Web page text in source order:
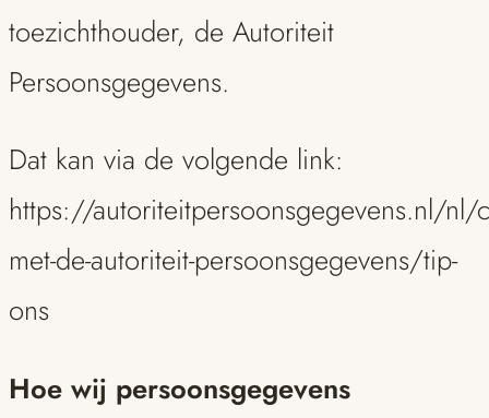
toezichthouder, de Autoriteit
Persoonsgegevens.
Dat kan via de volgende link:
https://autoriteitpersoonsgegevens.nl/nl/
met-de-autoriteit-persoonsgegevens/tip-
ons
Hoe wij persoonsgegevens